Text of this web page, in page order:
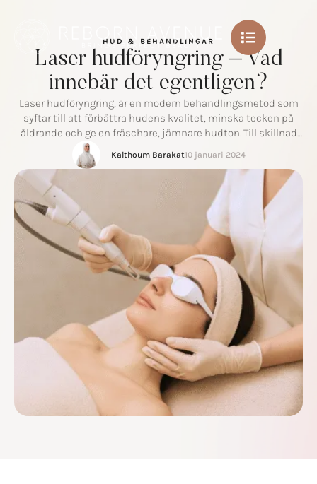
HUD & BEHANDLINGAR
Laser hudföryngring – Vad
innebär det egentligen?
Laser hudföryngring, är en modern behandlingsmetod som
syftar till att förbättra hudens kvalitet, minska tecken på
åldrande och ge en fräschare, jämnare hudton. Till skillnad
från kirurgiska ingrepp arbetar lasern med hudens egna
förnyelseprocesser och stimulerar produktionen av kollagen
och elastin – byggstenarna för en fast och ungdomlig hud.
Kalthoum Barakat10 januari 2024